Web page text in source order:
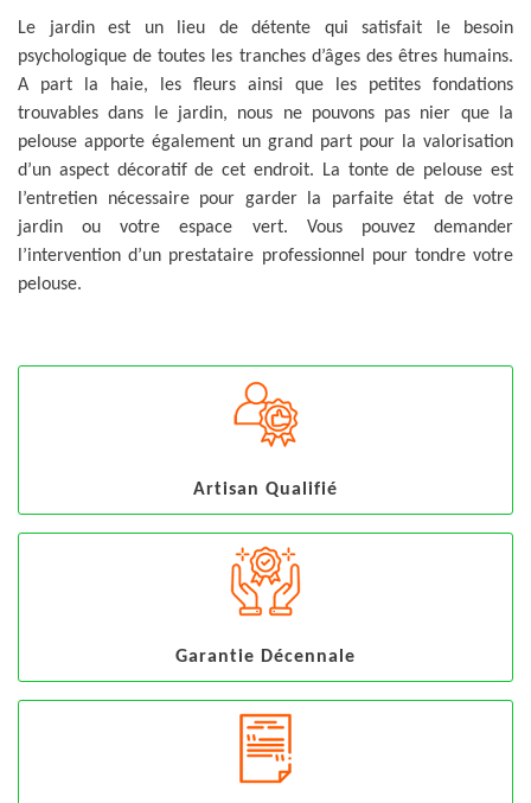
Le jardin est un lieu de détente qui satisfait le besoin
psychologique de toutes les tranches d’âges des êtres humains.
A part la haie, les fleurs ainsi que les petites fondations
trouvables dans le jardin, nous ne pouvons pas nier que la
pelouse apporte également un grand part pour la valorisation
d’un aspect décoratif de cet endroit. La tonte de pelouse est
l’entretien nécessaire pour garder la parfaite état de votre
jardin ou votre espace vert. Vous pouvez demander
l’intervention d’un prestataire professionnel pour tondre votre
pelouse.
Artisan Qualifié
Garantie Décennale